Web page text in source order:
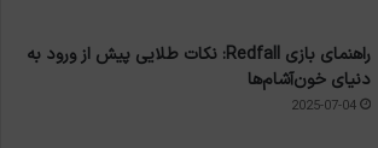
راهنمای بازی Redfall: نکات طلایی پیش از ورود به
دنیای خون‌آشام‌ها
2025-07-04